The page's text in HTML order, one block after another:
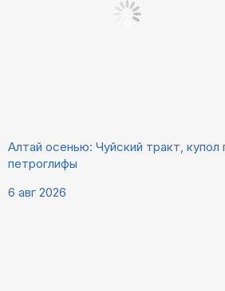
Алтай осенью: Чуйский тракт, купол
петроглифы
6 авг 2026